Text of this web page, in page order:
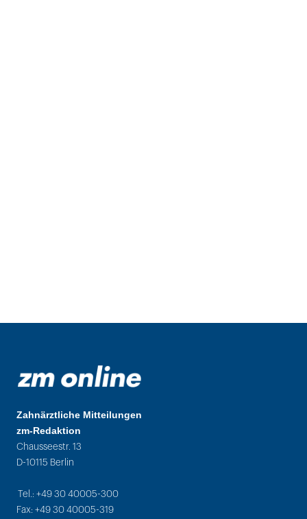
Zahnärztliche Mitteilungen
zm-Redaktion
Chausseestr. 13
D-10115 Berlin
Tel.: +49 30 40005-300
Fax: +49 30 40005-319